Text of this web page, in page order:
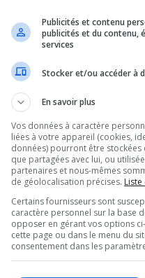
la
a été
de la province se battent
maintenant, trois ans.
indique que la région
de travail actuelles.
Publicités et contenu
publicités et du contenu,
services
Stocker et/ou accéder à
En savoir plus
Vos données à caractère
liées à votre appareil (cookies,
données) pourront être
que partagées avec lui, ou
partenaires et nous-mêmes
de géolocalisation précises.
Certains fournisseurs sont
caractère personnel sur la base
opposer en gérant vos options
cette page ou dans le menu du
consentement dans les